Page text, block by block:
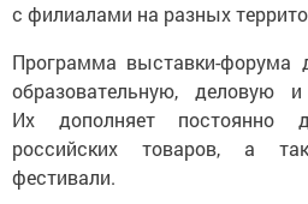
с филиалами на разных
Программа выставки-форума
образовательную, деловую
Их дополняет постоянно
российских товаров, а
фестивали.